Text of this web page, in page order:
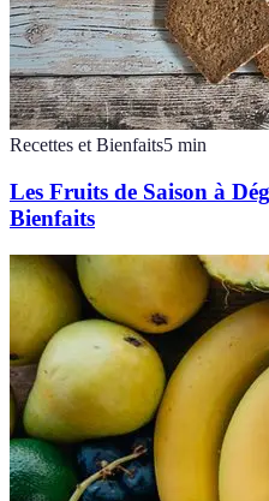
Recettes et Bienfaits5 min
Les Fruits de Saison à
Bienfaits